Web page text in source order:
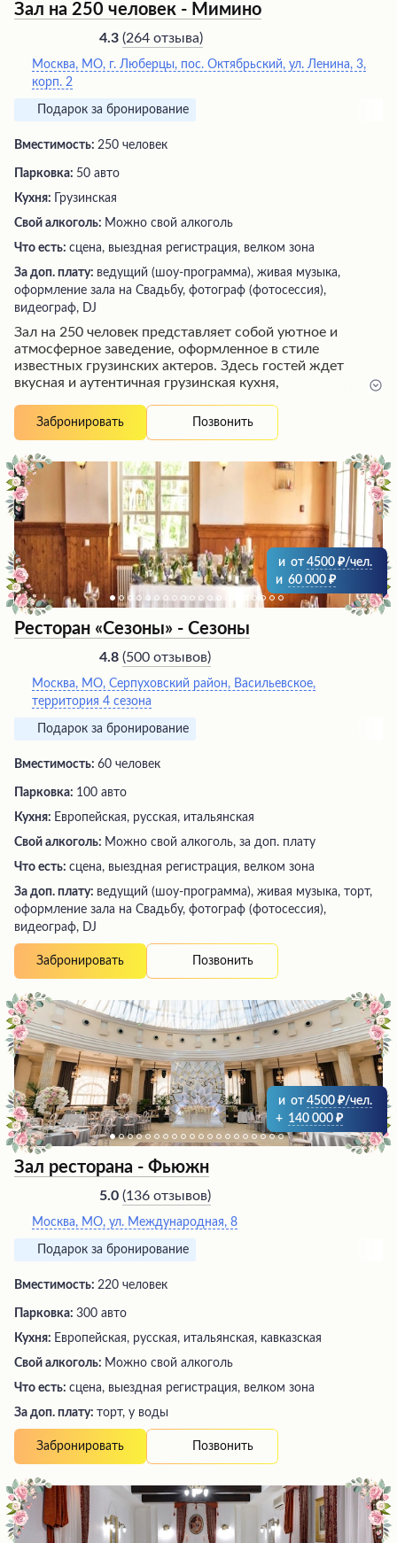
Зал на 250 человек - Мимино
4.3 (264 отзыва)
Москва, МО, г. Люберцы, пос. Октябрьский, ул. Ленина, 3,
корп. 2
Подарок за бронирование
Вместимость: 250 человек
Парковка: 50 авто
Кухня:
Грузинская
Свой алкоголь: Можно свой алкоголь
Что есть: сцена, выездная регистрация, велком зона
За доп. плату: ведущий (шоу-программа), живая музыка,
оформление зала на Свадьбу, фотограф (фотосессия),
видеограф, DJ
Зал на 250 человек представляет собой уютное и
атмосферное заведение, оформленное в стиле
известных грузинских актеров. Здесь гостей ждет
вкусная и аутентичная грузинская кухня,
продуктов. Особенно отмечают восхитительные
хинкали с кинзой, хачапури по-аджарски с
нежные ребрышки. Посетители высоко ценят
демократичные цены, дружелюбный персонал и
живую музыку, создающую непринужденную
атмосферу. Это место идеально подходит для того,
чтобы насладиться истинным грузинским
гостеприимством и кулинарными изысками.
Забронировать Позвонить
и от 4500
/чел.
и 60 000
Ресторан «Сезоны» - Сезоны
4.8 (500 отзывов)
Москва, МО, Серпуховский район, Васильевское,
территория 4 сезона
Подарок за бронирование
Вместимость: 60 человек
Парковка: 100 авто
Кухня: Европейская, русская, итальянская
Свой алкоголь: Можно свой алкоголь, за доп. плату
Что есть: сцена, выездная регистрация, велком зона
За доп. плату: ведущий (шоу-программа), живая музыка, торт,
оформление зала на Свадьбу, фотограф (фотосессия),
видеограф, DJ
Забронировать Позвонить
и от 4500
/чел.
+ 140 000
Зал ресторана - Фьюжн
5.0 (136 отзывов)
Москва, МО, ул. Международная, 8
Подарок за бронирование
Вместимость: 220 человек
Парковка: 300 авто
Кухня: Европейская, русская, итальянская, кавказская
Свой алкоголь: Можно свой алкоголь
Что есть: сцена, выездная регистрация, велком зона
За доп. плату: торт, у воды
Забронировать Позвонить